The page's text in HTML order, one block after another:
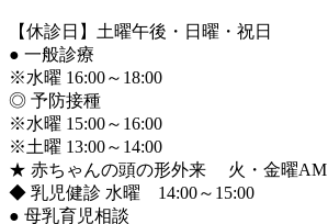
【休診日】土曜午後・日曜・祝日
● 一般診療
※水曜 16:00～18:00
◎ 予防接種
※水曜 15:00～16:00
※土曜 13:00～14:00
★ 赤ちゃんの頭の形外来 火・金曜AM
◆ 乳児健診 水曜 14:00～15:00
● 母乳育児相談